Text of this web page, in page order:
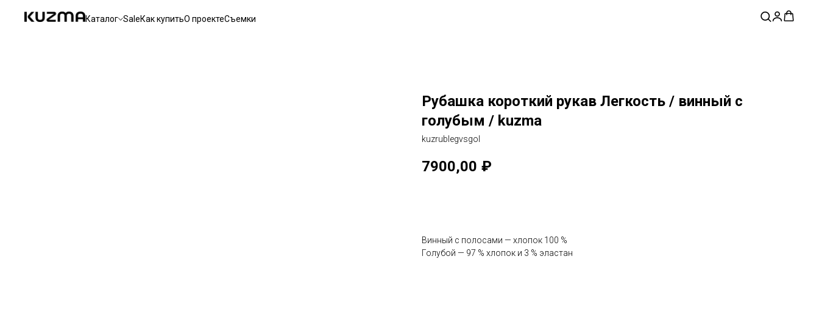
Каталог SaleКак купитьО проектеСъемки
Рубашка короткий рукав Легкость / винный с
голубым / kuzma
kuzrublegvsgol
7900,00 ₽
Винный с полосами — хлопок 100 %
Голубой — 97 % хлопок и 3 % эластан